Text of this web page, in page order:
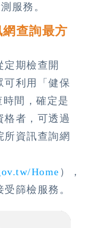
服務。
查詢最方
定期檢查開
可利用「健保
間，確定是
格者，可透過
所資訊查詢網
Home ），
篩檢服務。